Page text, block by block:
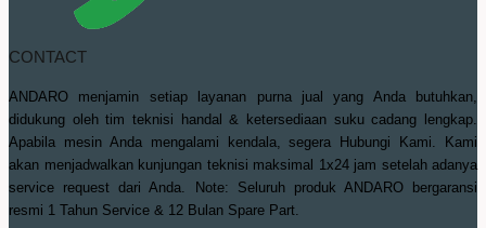
CONTACT
ANDARO menjamin setiap layanan purna jual yang Anda butuhkan,
didukung oleh tim teknisi handal & ketersediaan suku cadang lengkap.
Apabila mesin Anda mengalami kendala, segera Hubungi Kami. Kami
akan menjadwalkan kunjungan teknisi maksimal 1x24 jam setelah adanya
service request dari Anda. Note: Seluruh produk ANDARO bergaransi
resmi 1 Tahun Service & 12 Bulan Spare Part.